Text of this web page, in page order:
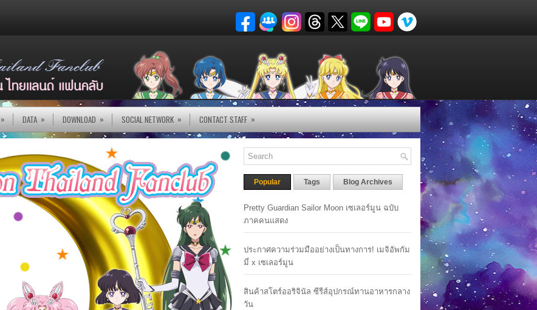
» DATA » DOWNLOAD » SOCIAL NETWORK » CONTACT STAFF »
Popular Tags Blog Archives
Pretty Guardian Sailor Moon เซเลอร์มูน ฉบับ
ภาคคนแสดง
ประกาศความร่วมมืออย่างเป็นทางการ! เมจิอัพกัม
มี่ x เซเลอร์มูน
สินค้าสโตร์ออริจินัล ซีรีส์อุปกรณ์ทานอาหารกลาง
วัน